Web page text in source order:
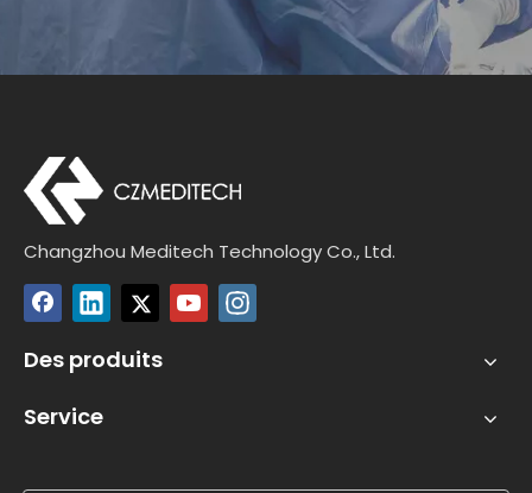
Changzhou Meditech Technology Co., Ltd.
Des produits
Service